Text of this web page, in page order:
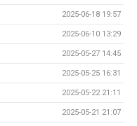
2025-06-18 19:57
2025-06-10 13:29
2025-05-27 14:45
2025-05-25 16:31
2025-05-22 21:11
2025-05-21 21:07